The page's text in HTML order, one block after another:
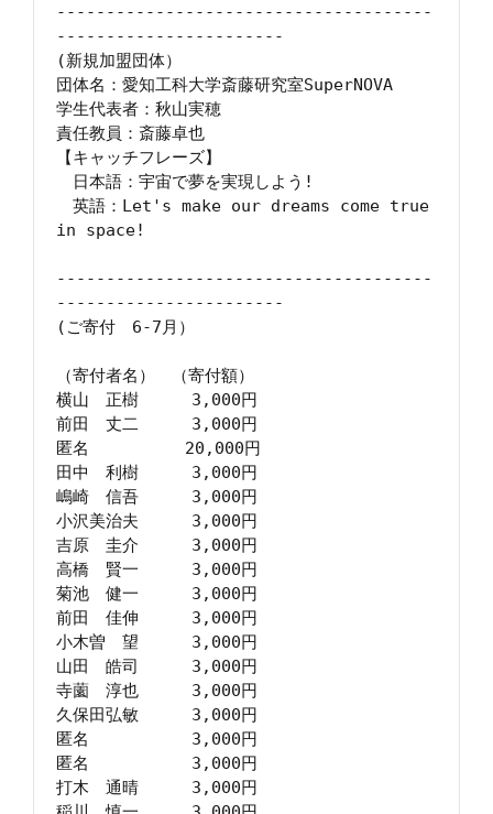
--------------------------------------
-----------------------
(新規加盟団体）
団体名：愛知工科大学斎藤研究室SuperNOVA
学生代表者：秋山実穂
責任教員：斎藤卓也
【キャッチフレーズ】
日本語：宇宙で夢を実現しよう!
英語：Let's make our dreams come true
in space!
--------------------------------------
-----------------------
(ご寄付　6-7月）
（寄付者名）　（寄付額）
横山　正樹　　  3,000円
前田　丈二　　  3,000円
匿名　　 　　  20,000円
田中　利樹　　  3,000円
嶋崎　信吾　　  3,000円
小沢美治夫　　  3,000円
吉原　圭介　　  3,000円
高橋　賢一　　  3,000円
菊池　健一　　  3,000円
前田　佳伸　　  3,000円
小木曽　望　　  3,000円
山田　皓司　　  3,000円
寺薗　淳也　　  3,000円
久保田弘敏　　  3,000円
匿名　　　　　  3,000円
匿名　　　　　  3,000円
打木　通晴　　  3,000円